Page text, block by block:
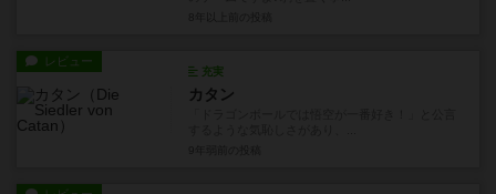
レビュー
充実
カタン